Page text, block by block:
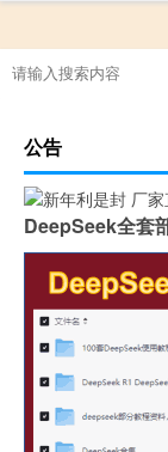
公告
DeepSeek全套